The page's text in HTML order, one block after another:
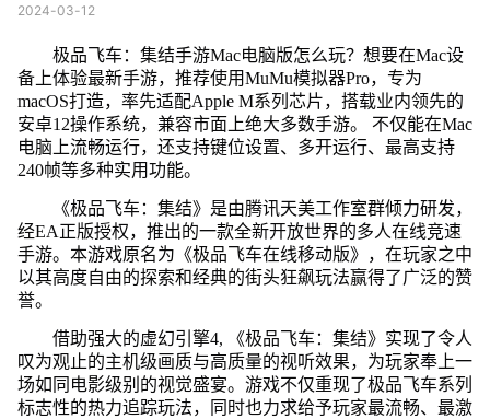
2024-03-12
极品飞车：集结手游Mac电脑版怎么玩？想要在Mac设
备上体验最新手游，推荐使用MuMu模拟器Pro，专为
macOS打造，率先适配Apple M系列芯片，搭载业内领先的
安卓12操作系统，兼容市面上绝大多数手游。 不仅能在Mac
电脑上流畅运行，还支持键位设置、多开运行、最高支持
240帧等多种实用功能。
《极品飞车：集结》是由腾讯天美工作室群倾力研发，
经EA正版授权，推出的一款全新开放世界的多人在线竞速
手游。本游戏原名为《极品飞车在线移动版》，在玩家之中
以其高度自由的探索和经典的街头狂飙玩法赢得了广泛的赞
誉。
借助强大的虚幻引擎4, 《极品飞车：集结》实现了令人
叹为观止的主机级画质与高质量的视听效果，为玩家奉上一
场如同电影级别的视觉盛宴。游戏不仅重现了极品飞车系列
标志性的热力追踪玩法，同时也力求给予玩家最流畅、最激